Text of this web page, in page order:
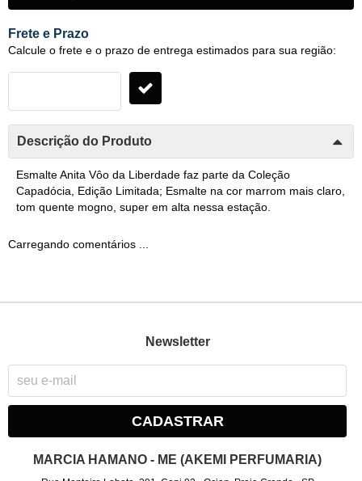
Frete e Prazo
Calcule o frete e o prazo de entrega estimados para sua região:
Descrição do Produto
Esmalte Anita Vôo da Liberdade faz parte da Coleção
Capadócia, Edição Limitada; Esmalte na cor marrom mais claro,
tom quente mogno, super em alta nessa estação.
Carregando comentários ...
Newsletter
CADASTRAR
MARCIA HAMANO - ME (AKEMI PERFUMARIA)